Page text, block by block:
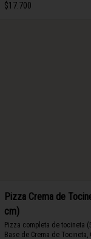
$17.700
Pizza Crema de
cm)
Pizza completa de tocineta
Base de Crema de Tocineta,